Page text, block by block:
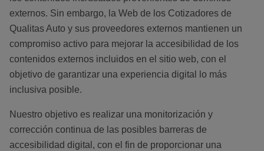
externos. Sin embargo, la Web de los Cotizadores de
Qualitas Auto y sus proveedores externos mantienen un
compromiso activo para mejorar la accesibilidad de los
contenidos externos incluidos en el sitio web, con el
objetivo de garantizar una experiencia digital lo más
inclusiva posible.
Nuestro objetivo es realizar una monitorización y
corrección continua de las posibles barreras de
accesibilidad digital, con el fin de proporcionar una